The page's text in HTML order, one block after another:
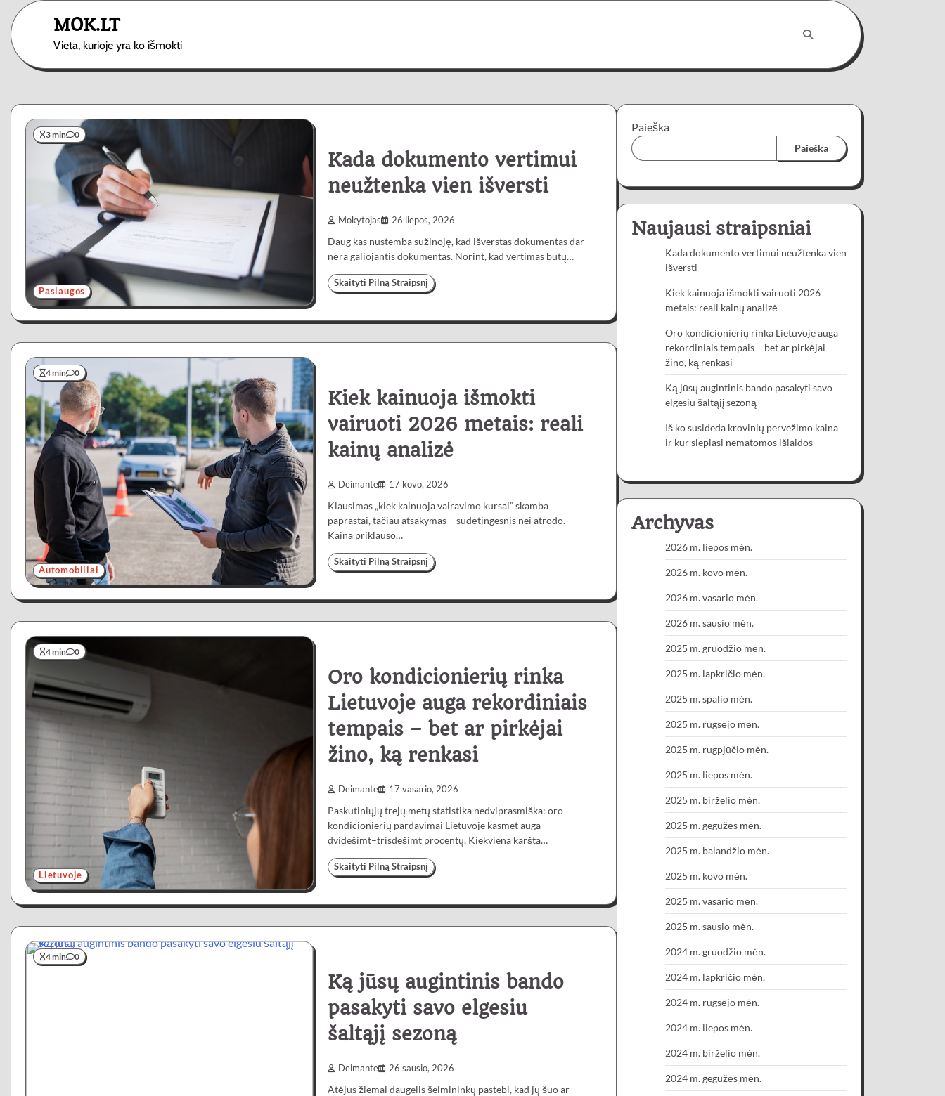
content
MOK.LT
Vieta, kurioje yra ko išmokti
3 min 0
Paslaugos
Kada dokumento vertimui
neužtenka vien išversti
Mokytojas 26 liepos, 2026
Daug kas nustemba sužinoję, kad išverstas dokumentas dar
nėra galiojantis dokumentas. Norint, kad vertimas būtų…
Skaityti Pilną Straipsnį
4 min 0
Automobiliai
Kiek kainuoja išmokti
vairuoti 2026 metais: reali
kainų analizė
Deimante 17 kovo, 2026
Klausimas „kiek kainuoja vairavimo kursai” skamba
paprastai, tačiau atsakymas – sudėtingesnis nei atrodo.
Kaina priklauso…
Skaityti Pilną Straipsnį
4 min 0
Lietuvoje
Oro kondicionierių rinka
Lietuvoje auga rekordiniais
tempais – bet ar pirkėjai
žino, ką renkasi
Deimante 17 vasario, 2026
Paskutiniųjų trejų metų statistika nedviprasmiška: oro
kondicionierių pardavimai Lietuvoje kasmet auga
dvidešimt–trisdešimt procentų. Kiekviena karšta…
Skaityti Pilną Straipsnį
4 min 0
Ką jūsų augintinis bando
pasakyti savo elgesiu
šaltąjį sezoną
Deimante 26 sausio, 2026
Atėjus žiemai daugelis šeimininkų pastebi, kad jų šuo ar
Paieška
Paieška
Naujausi straipsniai
Kada dokumento vertimui neužtenka vien
išversti
Kiek kainuoja išmokti vairuoti 2026
metais: reali kainų analizė
Oro kondicionierių rinka Lietuvoje auga
rekordiniais tempais – bet ar pirkėjai
žino, ką renkasi
Ką jūsų augintinis bando pasakyti savo
elgesiu šaltąjį sezoną
Iš ko susideda krovinių pervežimo kaina
ir kur slepiasi nematomos išlaidos
Archyvas
2026 m. liepos mėn.
2026 m. kovo mėn.
2026 m. vasario mėn.
2026 m. sausio mėn.
2025 m. gruodžio mėn.
2025 m. lapkričio mėn.
2025 m. spalio mėn.
2025 m. rugsėjo mėn.
2025 m. rugpjūčio mėn.
2025 m. liepos mėn.
2025 m. birželio mėn.
2025 m. gegužės mėn.
2025 m. balandžio mėn.
2025 m. kovo mėn.
2025 m. vasario mėn.
2025 m. sausio mėn.
2024 m. gruodžio mėn.
2024 m. lapkričio mėn.
2024 m. rugsėjo mėn.
2024 m. liepos mėn.
2024 m. birželio mėn.
2024 m. gegužės mėn.